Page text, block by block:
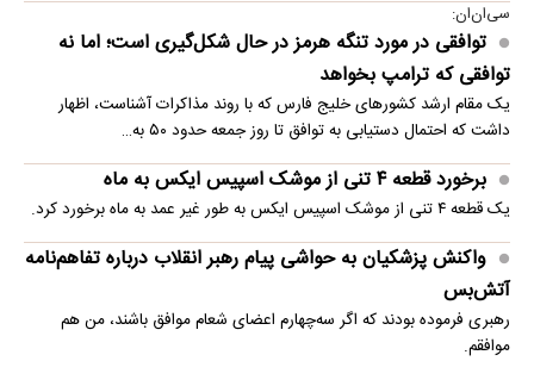
سی‌ان‌ان:
توافقی در مورد تنگه هرمز در حال شکل‌گیری است؛ اما نه
توافقی که ترامپ بخواهد
یک مقام ارشد کشورهای خلیج فارس که با روند مذاکرات آشناست، اظهار
داشت که احتمال دستیابی به توافق تا روز جمعه حدود ۵۰ به…
برخورد قطعه ۴ تنی از موشک اسپیس ایکس به ماه
یک قطعه ۴ تنی از موشک اسپیس ایکس به طور غیر عمد به ماه برخورد کرد.
واکنش پزشکیان به حواشی پیام رهبر انقلاب درباره تفاهم‌نامه
آتش‌بس
رهبری فرموده بودند که اگر سه‌چهارم اعضای شعام موافق باشند، من هم
موافقم.